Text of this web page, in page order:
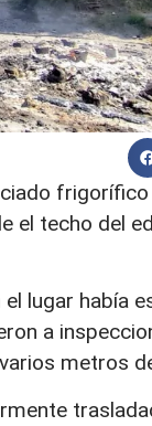
frigorífico
el techo del
lugar había
a
metros